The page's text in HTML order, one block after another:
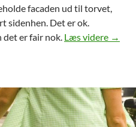
facaden ud til torvet,
sidenhen. Det er ok.
er fair nok. Læs videre →